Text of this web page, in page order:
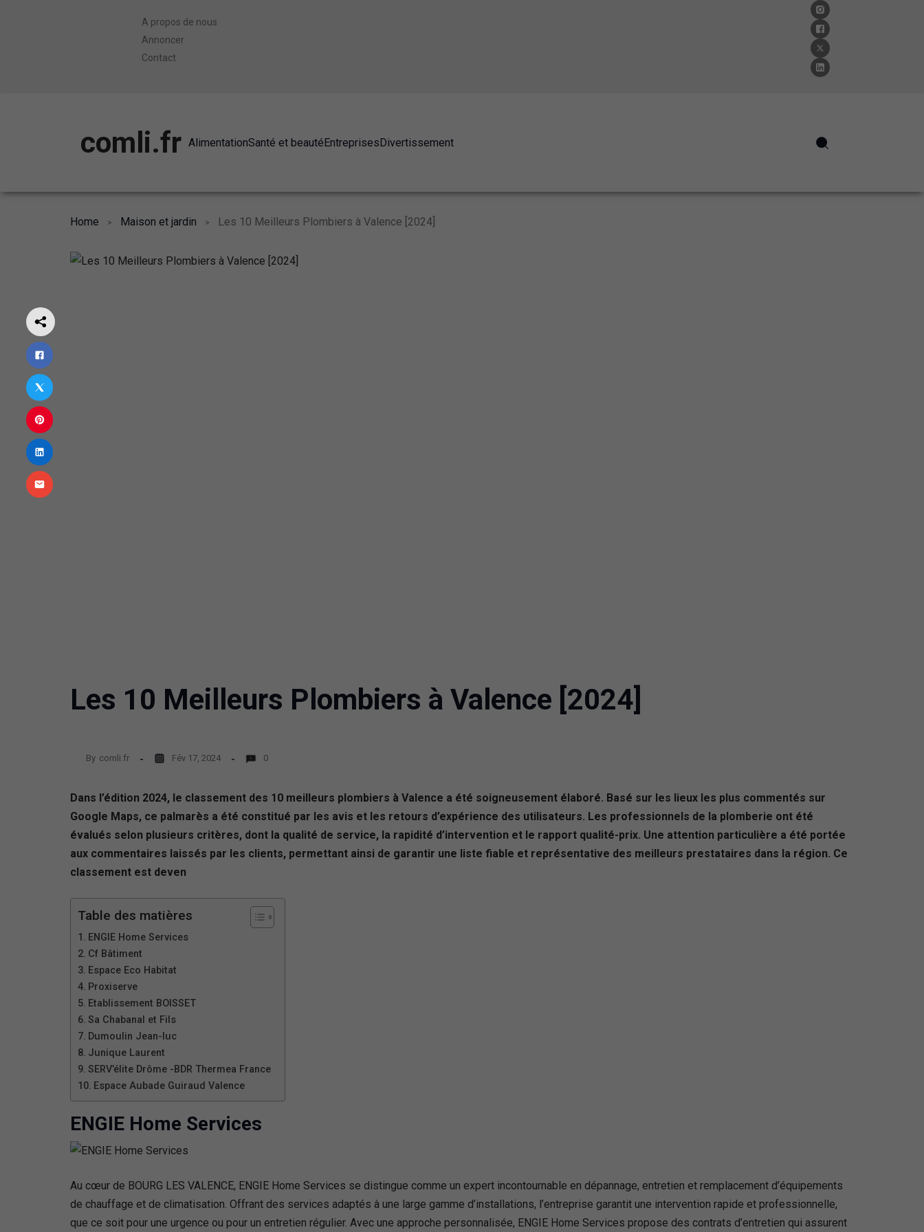
A propos de nous
Annoncer
Contact
comli.fr AlimentationSanté et beautéEntreprisesDivertissement
Home Maison et jardin Les 10 Meilleurs Plombiers à Valence [2024]
Les 10 Meilleurs Plombiers à Valence [2024]
By comli.fr Fév 17, 2024 0
Dans l’édition 2024, le classement des 10 meilleurs plombiers à Valence a été soigneusement élaboré. Basé sur les lieux les plus commentés sur
Google Maps, ce palmarès a été constitué par les avis et les retours d’expérience des utilisateurs. Les professionnels de la plomberie ont été
évalués selon plusieurs critères, dont la qualité de service, la rapidité d’intervention et le rapport qualité-prix. Une attention particulière a été portée
aux commentaires laissés par les clients, permettant ainsi de garantir une liste fiable et représentative des meilleurs prestataires dans la région. Ce
classement est deven
Table des matières
ENGIE Home Services
Cf Bâtiment
Espace Eco Habitat
Proxiserve
Etablissement BOISSET
Sa Chabanal et Fils
Dumoulin Jean-luc
Junique Laurent
SERV’élite Drôme -BDR Thermea France
Espace Aubade Guiraud Valence
ENGIE Home Services
Au cœur de BOURG LES VALENCE, ENGIE Home Services se distingue comme un expert incontournable en dépannage, entretien et remplacement d’équipements
de chauffage et de climatisation. Offrant des services adaptés à une large gamme d’installations, l’entreprise garantit une intervention rapide et professionnelle,
que ce soit pour une urgence ou pour un entretien régulier. Avec une approche personnalisée, ENGIE Home Services propose des contrats d’entretien qui assurent